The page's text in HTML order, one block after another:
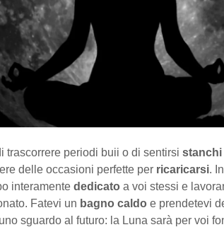
trascorrere periodi buii o di sentirsi stanchi
delle occasioni perfette per ricaricarsi.
interamente dedicato a voi stessi e
Fatevi un bagno caldo e prendetevi
sguardo al futuro: la Luna sarà per voi